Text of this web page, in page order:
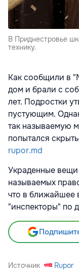
В Приднестровье
технику.
Как сообщили в
дом и брали с
лет. Подростки
пустующим.
так называемую
попытался
rupor.md
Украденные
называемых
что в ближайшее
"инспекторы" по
Источник Rupor